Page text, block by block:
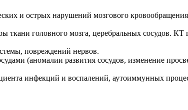
и острых нарушений мозгового
головного мозга, церебральных сосудов. КТ
повреждений нервов.
(аномалии развития сосудов, изменение
инфекций и воспалений, аутоиммунных